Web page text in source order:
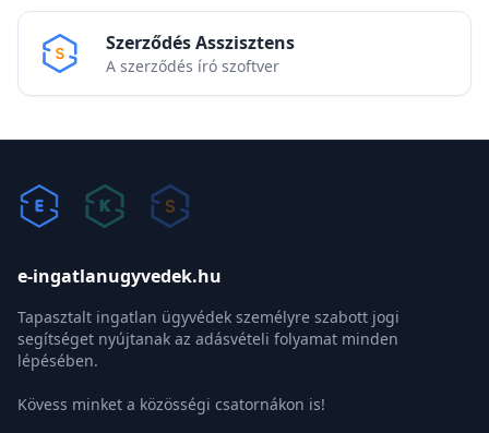
Szerződés Asszisztens
A szerződés író szoftver
e-ingatlanugyvedek.hu
Tapasztalt ingatlan ügyvédek személyre szabott jogi
segítséget nyújtanak az adásvételi folyamat minden
lépésében.
Kövess minket a közösségi csatornákon is!